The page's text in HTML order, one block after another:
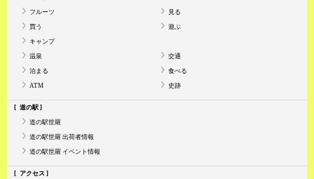
フルーツ 見る
買う 遊ぶ
キャンプ
温泉 交通
泊まる 食べる
ATM 史跡
道の駅
道の駅世羅
道の駅世羅 出荷者情報
道の駅世羅 イベント情報
アクセス